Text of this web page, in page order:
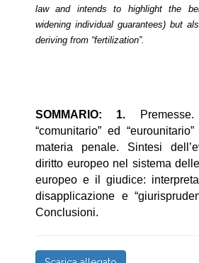
law and intends to highlight the
widening individual guarantees) but
deriving from “fertilization”.
SOMMARIO: 1.
“comunitario” ed
materia penale. Sintesi
diritto europeo nel sistema
europeo e il giudice:
disapplicazione e
Conclusioni.